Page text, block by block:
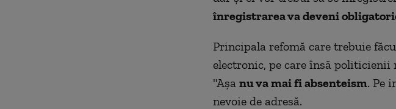
înregistrarea va deveni
Principala refomă care trebuie
electronic, pe care însă politicienii
"Așa nu va mai fi absenteism. Pe
nevoie de adresă.